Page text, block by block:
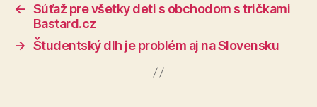
← Súťaž pre všetky deti s obchodom s tričkami
Bastard.cz
→ Študentský dlh je problém aj na Slovensku